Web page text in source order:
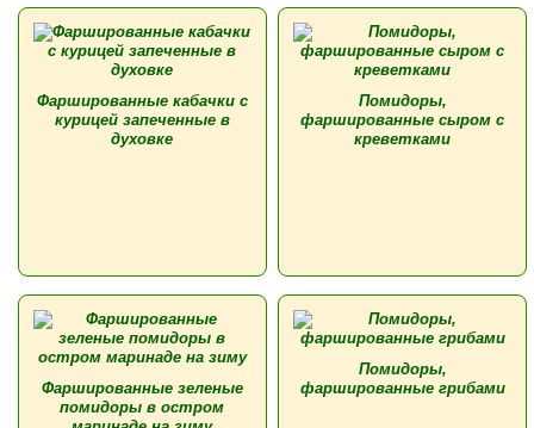
Фаршированные кабачки с
курицей запеченные в
духовке
Помидоры,
фаршированные сыром с
креветками
Фаршированные зеленые
помидоры в остром
Помидоры,
фаршированные грибами